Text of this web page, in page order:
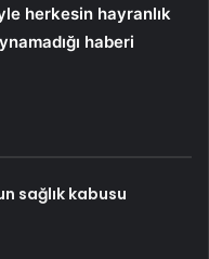
herkesin hayranlık
haberi
sağlık kabusu